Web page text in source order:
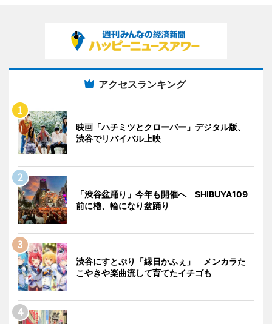
アクセスランキング
映画「ハチミツとクローバー」デジタル版、
渋谷でリバイバル上映
「渋谷盆踊り」今年も開催へ SHIBUYA109
前に櫓、輪になり盆踊り
渋谷にすとぷり「縁日かふぇ」 メンカラた
こやきや楽曲流して育てたイチゴも